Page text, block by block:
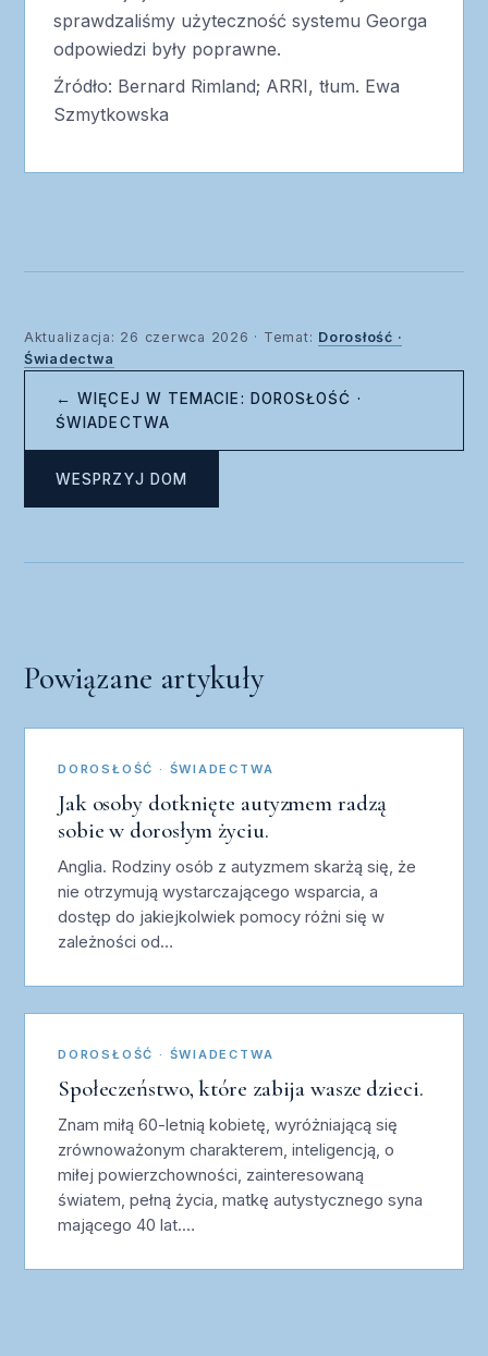
sprawdzaliśmy użyteczność systemu Georga
odpowiedzi były poprawne.
Źródło: Bernard Rimland; ARRI, tłum. Ewa
Szmytkowska
Aktualizacja: 26 czerwca 2026 · Temat: Dorosłość ·
Świadectwa
← WIĘCEJ W TEMACIE: DOROSŁOŚĆ ·
ŚWIADECTWA
WESPRZYJ DOM
Powiązane artykuły
DOROSŁOŚĆ · ŚWIADECTWA
Jak osoby dotknięte autyzmem radzą
sobie w dorosłym życiu.
Anglia. Rodziny osób z autyzmem skarżą się, że
nie otrzymują wystarczającego wsparcia, a
dostęp do jakiejkolwiek pomocy różni się w
zależności od…
DOROSŁOŚĆ · ŚWIADECTWA
Społeczeństwo, które zabija wasze dzieci.
Znam miłą 60-letnią kobietę, wyróżniającą się
zrównoważonym charakterem, inteligencją, o
miłej powierzchowności, zainteresowaną
światem, pełną życia, matkę autystycznego syna
mającego 40 lat.…